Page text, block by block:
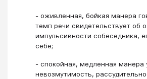
- оживленная, бойкая манера
темп речи свидетельствует об
импульсивности собеседника,
себе;
- спокойная, медленная манера
невозмутимость,